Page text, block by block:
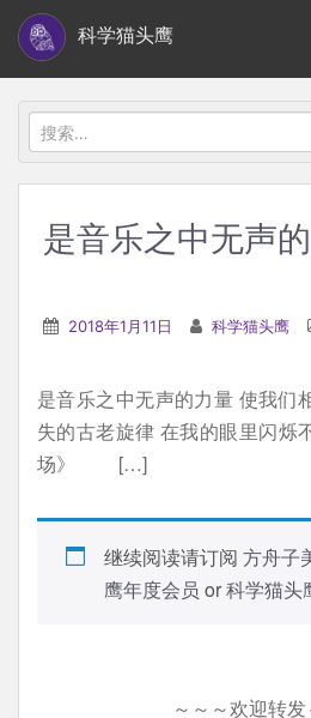
i
科学猫头鹰
搜
索：
是音乐之中无声
2018年1月11日 科学猫头鹰
是音乐之中无声的力量 使我们
失的古老旋律 在我的眼里闪
场》 […]
继续阅读请订阅 方舟子
鹰年度会员 or科学猫头
～～～欢迎转发